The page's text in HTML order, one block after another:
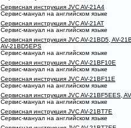
Сервисная инструкция JVC AV-21A4
Сервис-мануал на английском языке
Сервисная инструкция JVC AV-21AT
Сервис-мануал на английском языке
Сервисная инструкция JVC AV-21BD5, AV-
AV-21BD5EPS
Сервис-мануал на английском языке
Сервисная инструкция JVC AV-21BF10E
Сервис-мануал на английском языке
Сервисная инструкция JVC AV-21BF11E
Сервис-мануал на английском языке
Сервисная инструкция JVC AV-21BF5EES,
Сервис-мануал на английском языке
Сервисная инструкция JVC AV-21BT7E
Сервис-мануал на английском языке